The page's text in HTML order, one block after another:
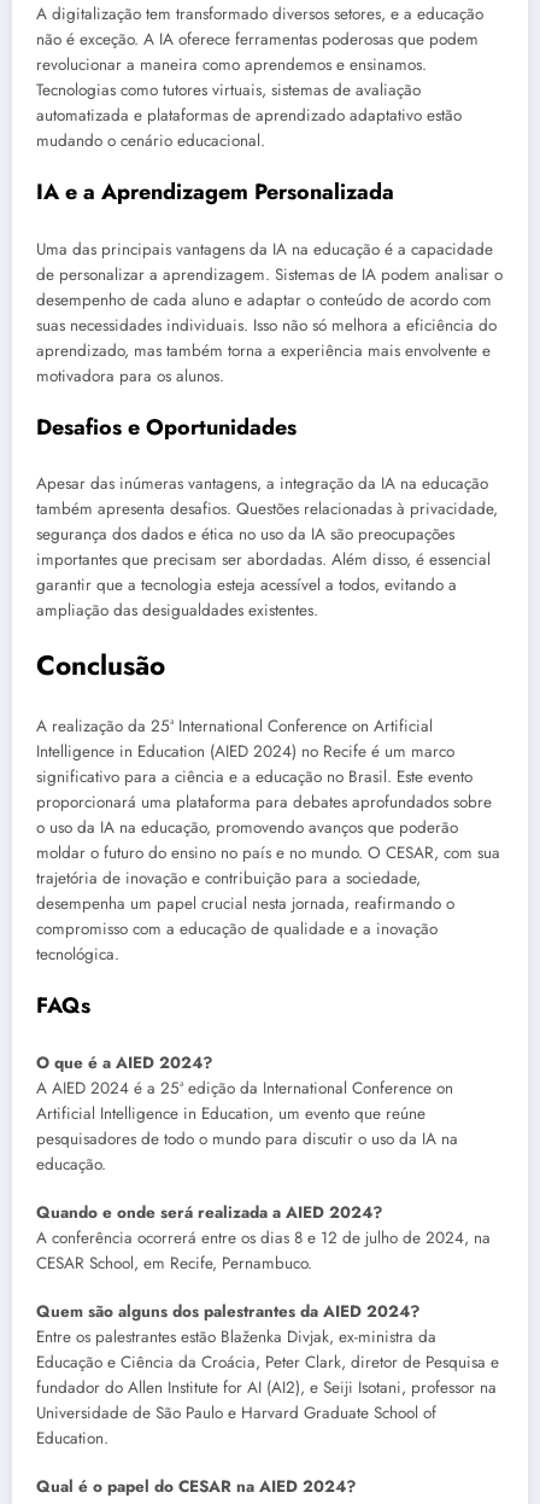
A digitalização tem transformado diversos setores, e a educação
não é exceção. A IA oferece ferramentas poderosas que podem
revolucionar a maneira como aprendemos e ensinamos.
Tecnologias como tutores virtuais, sistemas de avaliação
automatizada e plataformas de aprendizado adaptativo estão
mudando o cenário educacional.
IA e a Aprendizagem Personalizada
Uma das principais vantagens da IA na educação é a capacidade
de personalizar a aprendizagem. Sistemas de IA podem analisar o
desempenho de cada aluno e adaptar o conteúdo de acordo com
suas necessidades individuais. Isso não só melhora a eficiência do
aprendizado, mas também torna a experiência mais envolvente e
motivadora para os alunos.
Desafios e Oportunidades
Apesar das inúmeras vantagens, a integração da IA na educação
também apresenta desafios. Questões relacionadas à privacidade,
segurança dos dados e ética no uso da IA são preocupações
importantes que precisam ser abordadas. Além disso, é essencial
garantir que a tecnologia esteja acessível a todos, evitando a
ampliação das desigualdades existentes.
Conclusão
A realização da 25ª International Conference on Artificial
Intelligence in Education (AIED 2024) no Recife é um marco
significativo para a ciência e a educação no Brasil. Este evento
proporcionará uma plataforma para debates aprofundados sobre
o uso da IA na educação, promovendo avanços que poderão
moldar o futuro do ensino no país e no mundo. O CESAR, com sua
trajetória de inovação e contribuição para a sociedade,
desempenha um papel crucial nesta jornada, reafirmando o
compromisso com a educação de qualidade e a inovação
tecnológica.
FAQs
O que é a AIED 2024?
A AIED 2024 é a 25ª edição da International Conference on
Artificial Intelligence in Education, um evento que reúne
pesquisadores de todo o mundo para discutir o uso da IA na
educação.
Quando e onde será realizada a AIED 2024?
A conferência ocorrerá entre os dias 8 e 12 de julho de 2024, na
CESAR School, em Recife, Pernambuco.
Quem são alguns dos palestrantes da AIED 2024?
Entre os palestrantes estão Blaženka Divjak, ex-ministra da
Educação e Ciência da Croácia, Peter Clark, diretor de Pesquisa e
fundador do Allen Institute for AI (AI2), e Seiji Isotani, professor na
Universidade de São Paulo e Harvard Graduate School of
Education.
Qual é o papel do CESAR na AIED 2024?